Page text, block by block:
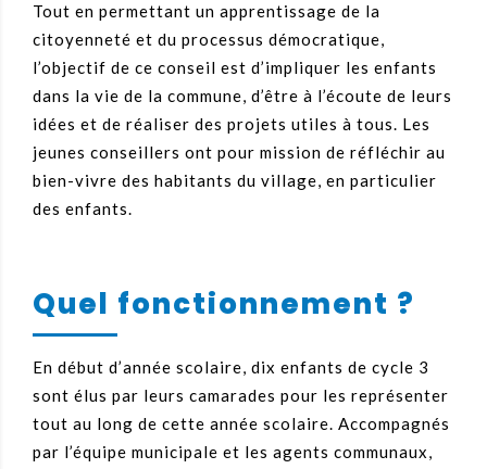
Tout en permettant un apprentissage de la
citoyenneté et du processus démocratique,
l’objectif de ce conseil est d’impliquer les enfants
dans la vie de la commune, d’être à l’écoute de leurs
idées et de réaliser des projets utiles à tous. Les
jeunes conseillers ont pour mission de réfléchir au
bien-vivre des habitants du village, en particulier
des enfants.
Quel fonctionnement ?
En début d’année scolaire, dix enfants de cycle 3
sont élus par leurs camarades pour les représenter
tout au long de cette année scolaire. Accompagnés
par l’équipe municipale et les agents communaux,